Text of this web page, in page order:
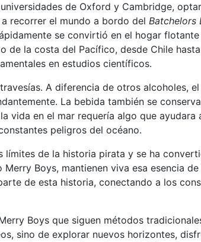
de Oxford y Cambridge,
recorrer el mundo a bordo del Batchelors
se convirtió en el hogar
de la costa del Pacífico, desde Chile
en estudios científicos.
A diferencia de otros alcoholes,
La bebida también se
vida en el mar requería algo que
peligros del océano.
de la historia pirata y se ha
Boys, mantienen viva esa esencia
de esta historia, conectando a los
Boys que siguen métodos
sino de explorar nuevos horizontes,